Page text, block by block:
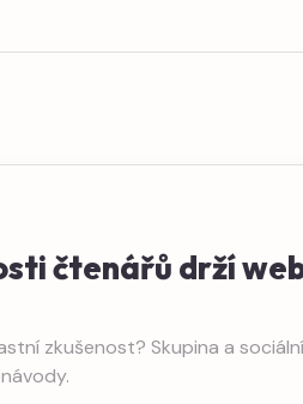
čtenářů drží
zkušenost? Skupina a